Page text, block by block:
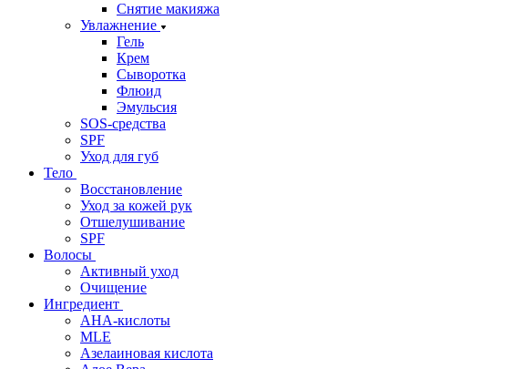
Снятие макияжа
Увлажнение
Гель
Крем
Сыворотка
Флюид
Эмульсия
SOS-средства
SPF
Уход для губ
Тело
Восстановление
Уход за кожей рук
Отшелушивание
SPF
Волосы
Активный уход
Очищение
Ингредиент
AHA-кислоты
MLE
Азелаиновая кислота